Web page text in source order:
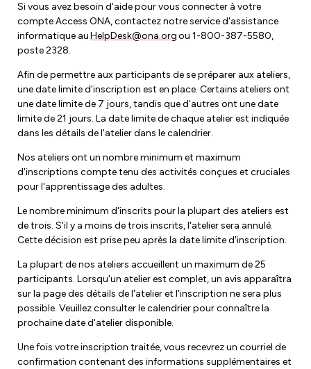
Si vous avez besoin d'aide pour vous connecter à votre
compte Access ONA, contactez notre service d'assistance
informatique auHelpDesk@ona.orgou 1-800-387-5580,
poste 2328.
Afin de permettre aux participants de se préparer aux ateliers,
une date limite d'inscription est en place. Certains ateliers ont
une date limite de 7 jours, tandis que d'autres ont une date
limite de 21 jours. La date limite de chaque atelier est indiquée
dans les détails de l'atelier dans le calendrier.
Nos ateliers ont un nombre minimum et maximum
d'inscriptions compte tenu des activités conçues et cruciales
pour l'apprentissage des adultes.
Le nombre minimum d'inscrits pour la plupart des ateliers est
de trois. S'il y a moins de trois inscrits, l'atelier sera annulé.
Cette décision est prise peu après la date limite d'inscription.
La plupart de nos ateliers accueillent un maximum de 25
participants. Lorsqu'un atelier est complet, un avis apparaîtra
sur la page des détails de l'atelier et l'inscription ne sera plus
possible. Veuillez consulter le calendrier pour connaître la
prochaine date d'atelier disponible.
Une fois votre inscription traitée, vous recevrez un courriel de
confirmation contenant des informations supplémentaires et